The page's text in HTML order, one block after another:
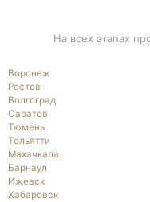
На всех этапах
Воронеж
Ростов
Волгоград
Саратов
Тюмень
Тольятти
Махачкала
Барнаул
Ижевск
Хабаровск